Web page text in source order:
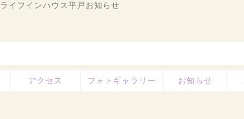
ライフインハウス平戸お知らせ
アクセス フォトギャラリー お知らせ